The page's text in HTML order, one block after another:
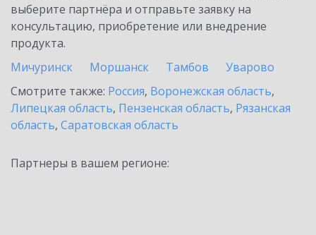
выберите партнёра и отправьте заявку на
консультацию, приобретение или внедрение
продукта.
Мичуринск
Моршанск Тамбов
Уварово
Смотрите также: Россия, Воронежская область,
Липецкая область, Пензенская область, Рязанская
область, Саратовская область
Партнеры в вашем регионе: